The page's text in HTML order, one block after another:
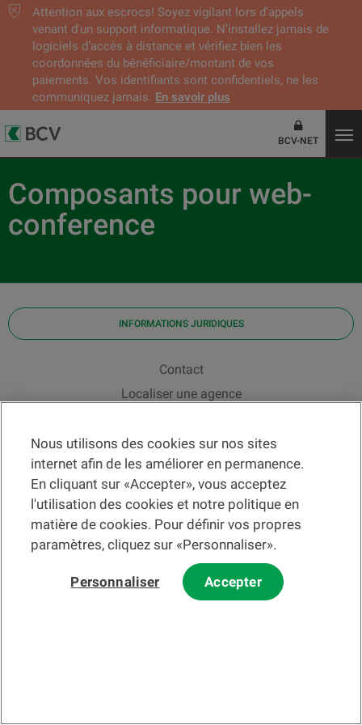
Attention aux escrocs! Soyez vigilant lors d’appels
venant d'un support informatique. N’installez jamais de
logiciels d’accès à distance et vérifiez bien les
coordonnées du bénéficiaire/montant de vos
paiements. Vos identifiants sont confidentiels, ne les
communiquez jamais. En savoir plus
BCV-NET
Composants pour web-
conference
INFORMATIONS JURIDIQUES
Contact
Localiser une agence
Actualités
Taux de change
et ducourrier électronique
Les informations et/ou documents en lien avec des instruments ou
services financiers au sens de la LSFin qui sont présentés sur ce site
Nous utilisons des cookies sur nos sites
internet afin de les améliorer en permanence.
En cliquant sur «Accepter», vous acceptez
l'utilisation des cookies et notre politique en
matière de cookies. Pour définir vos propres
paramètres, cliquez sur «Personnaliser».
Personnaliser Accepter